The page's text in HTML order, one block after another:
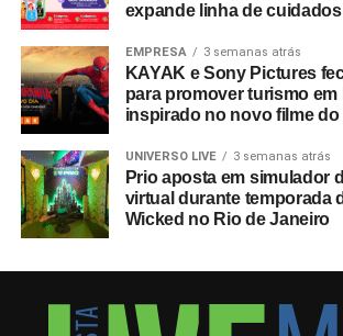
expande linha de
EMPRESA 3 semanas atrás
KAYAK e Sony Pictures
para promover turismo em
inspirado no novo filme
UNIVERSO LIVE 3 semanas atrás
Prio aposta em simulador
virtual durante temporada
Wicked no Rio de Janeiro